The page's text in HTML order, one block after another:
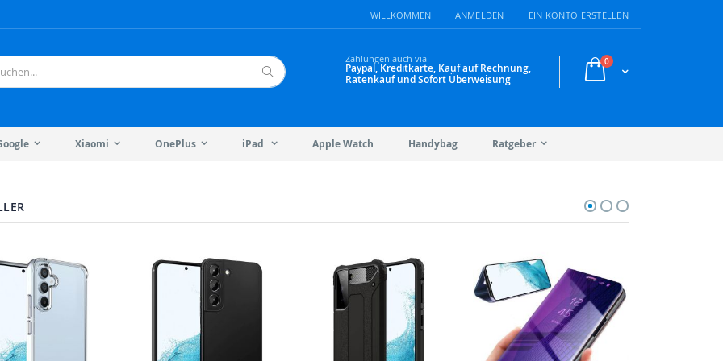
WILLKOMMEN ANMELDEN EIN KONTO ERSTELLEN
Warenkorb
0Artikel
Zahlungen auch via
Paypal, Kreditkarte, Kauf auf Rechnung,
Ratenkauf und Sofort Überweisung
Xiaomi OnePlus iPad Apple Watch Handybag Ratgeber